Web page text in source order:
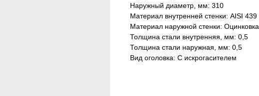
Наружный диаметр, мм: 310
Материал внутренней стенки: AISI 439
Материал наружной стенки: Оцинковка
Толщина стали внутренняя, мм: 0,5
Толщина стали наружная, мм: 0,5
Вид оголовка: С искрогасителем